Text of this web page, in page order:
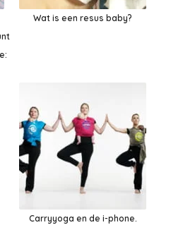
Wat is een resus baby?
Carryyoga en de i-phone.